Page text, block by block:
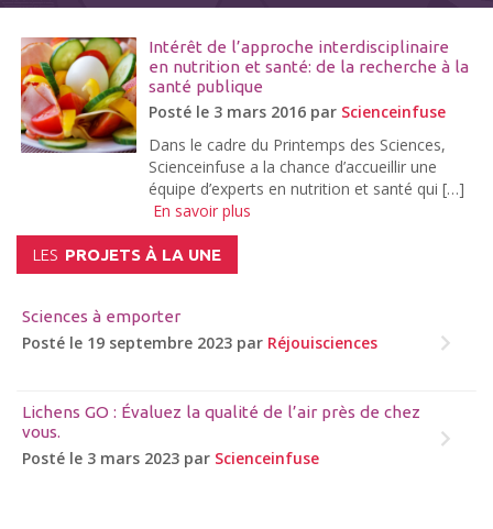
Intérêt de l’approche interdisciplinaire
en nutrition et santé: de la recherche à la
santé publique
Posté le 3 mars 2016 par Scienceinfuse
Dans le cadre du Printemps des Sciences,
Scienceinfuse a la chance d’accueillir une
équipe d’experts en nutrition et santé qui […]
En savoir plus
LES PROJETS À LA UNE
Sciences à emporter
Posté le 19 septembre 2023 par Réjouisciences
Lichens GO : Évaluez la qualité de l’air près de chez
vous.
Posté le 3 mars 2023 par Scienceinfuse